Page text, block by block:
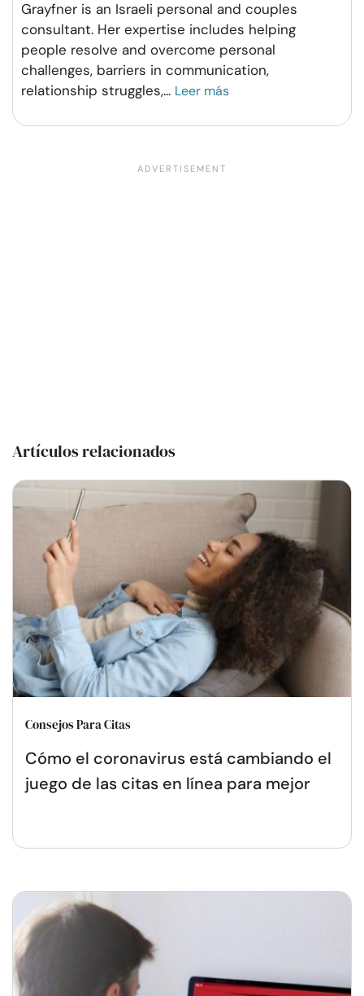
Grayfner is an Israeli personal and couples
consultant. Her expertise includes helping
people resolve and overcome personal
challenges, barriers in communication,
relationship struggles,... Leer más
Artículos relacionados
Consejos Para Citas
Cómo el coronavirus está cambiando el
juego de las citas en línea para mejor